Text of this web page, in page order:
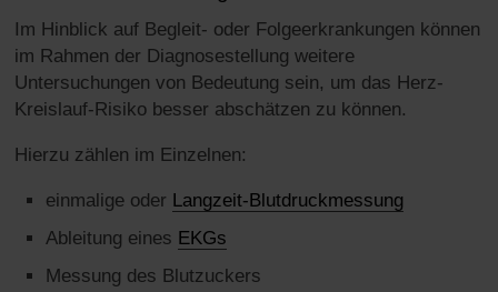
Im Hinblick auf Begleit- oder Folgeerkrankungen können
im Rahmen der Diagnosestellung weitere
Untersuchungen von Bedeutung sein, um das Herz-
Kreislauf-Risiko besser abschätzen zu können.
Hierzu zählen im Einzelnen:
einmalige oder Langzeit-Blutdruckmessung
Ableitung eines EKGs
Messung des Blutzuckers